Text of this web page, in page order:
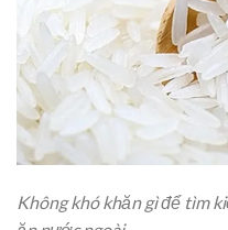
Không khó khăn gì để tìm